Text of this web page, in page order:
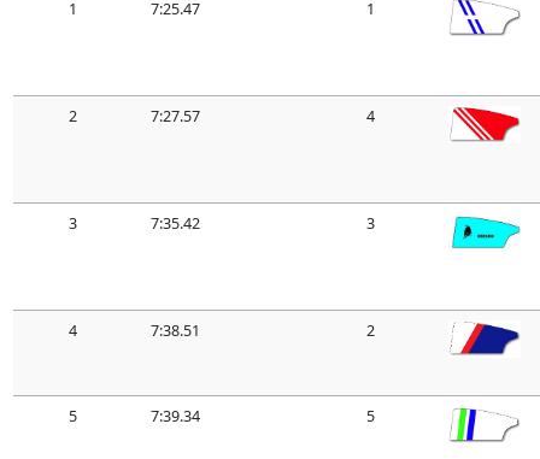
1 7:25.47 1
2 7:27.57 4
3 7:35.42 3
4 7:38.51 2
5 7:39.34 5